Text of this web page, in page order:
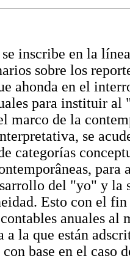
inscribe en la
sobre los
ahonda en el
para instituir
marco de la
se
categorías
para
del "yo" y la
Esto con el
anuales al
la que están
base en el caso